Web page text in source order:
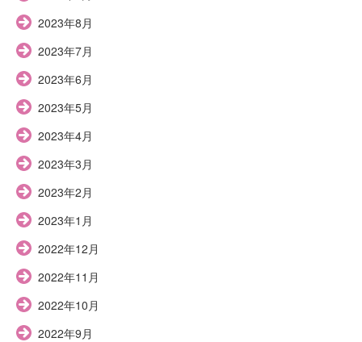
2023年8月
2023年7月
2023年6月
2023年5月
2023年4月
2023年3月
2023年2月
2023年1月
2022年12月
2022年11月
2022年10月
2022年9月